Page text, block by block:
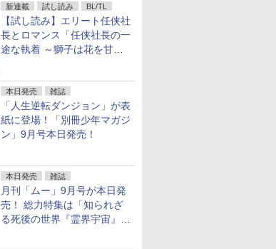
新連載 試し読み BL/TL
【試し読み】エリート任侠社
長とロマンス「任侠社長の一
途な執着 ～獅子は花を甘く
本日発売 雑誌
「人生逆転ダンジョン」が表
紙に登場！「別冊少年マガジ
ン」9月号本日発売！
本日発売 雑誌
月刊「ムー」9月号が本日発
売！ 総力特集は「知られざ
る死後の世界『霊界宇宙』の